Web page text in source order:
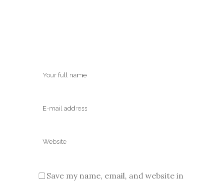
Save my name, email, and website in